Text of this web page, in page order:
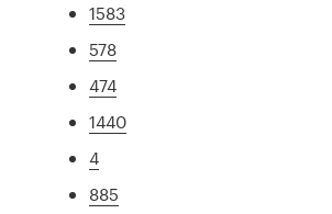
1583
578
474
1440
4
885